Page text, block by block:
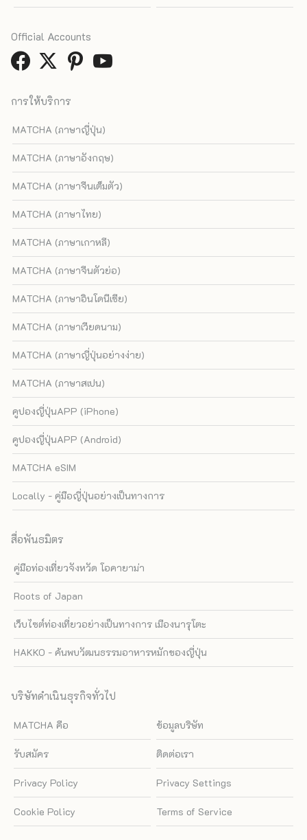
การให้บริการ
MATCHA (ภาษาญี่ปุ่น)
MATCHA (ภาษาอังกฤษ)
MATCHA (ภาษาจีนเต็มตัว)
MATCHA (ภาษาไทย)
MATCHA (ภาษาเกาหลี)
MATCHA (ภาษาจีนตัวย่อ)
MATCHA (ภาษาอินโดนีเซีย)
MATCHA (ภาษาเวียดนาม)
MATCHA (ภาษาญี่ปุ่นอย่างง่าย)
MATCHA (ภาษาสเปน)
คูปองญี่ปุ่นAPP (iPhone)
คูปองญี่ปุ่นAPP (Android)
MATCHA eSIM
Locally - คู่มือญี่ปุ่นอย่างเป็นทางการ
สื่อพันธมิตร
คู่มือท่องเที่ยวจังหวัด โอคายาม่า
Roots of Japan
เว็บไซต์ท่องเที่ยวอย่างเป็นทางการ เมืองนารุโตะ
HAKKO - ค้นพบวัฒนธรรมอาหารหมักของญี่ปุ่น
บริษัทดำเนินธุรกิจทั่วไป
MATCHA คือ ข้อมูลบริษัท
รับสมัคร ติดต่อเรา
Privacy Policy Privacy Settings
Cookie Policy Terms of Service
Official Accounts